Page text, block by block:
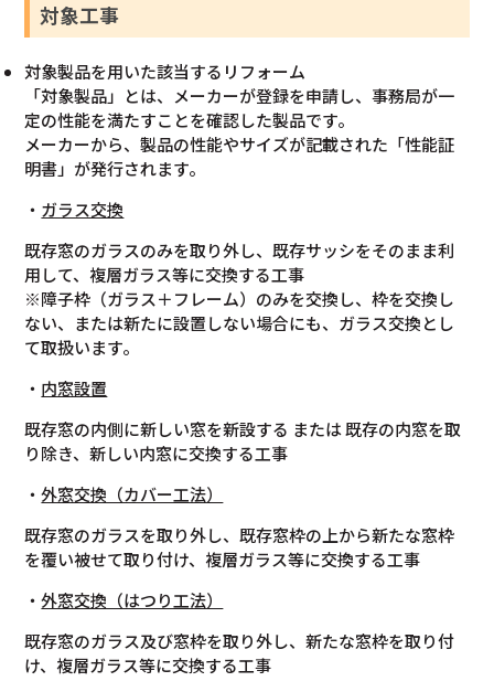
対象工事
対象製品を用いた該当するリフォーム
「対象製品」とは、メーカーが登録を申請し、事務局が一
定の性能を満たすことを確認した製品です。
メーカーから、製品の性能やサイズが記載された「性能証
明書」が発行されます。
・ ガラス交換
既存窓のガラスのみを取り外し、既存サッシをそのまま利
用して、複層ガラス等に交換する工事
※障子枠（ガラス＋フレーム）のみを交換し、枠を交換し
ない、または新たに設置しない場合にも、ガラス交換とし
て取扱います。
・ 内窓設置
既存窓の内側に新しい窓を新設する または 既存の内窓を取
り除き、新しい内窓に交換する工事
・外窓交換（カバー工法）
既存窓のガラスを取り外し、既存窓枠の上から新たな窓枠
を覆い被せて取り付け、複層ガラス等に交換する工事​
・外窓交換（はつり工法）
既存窓のガラス及び窓枠を取り外し、新たな窓枠を取り付
け、複層ガラス等に交換する工事​